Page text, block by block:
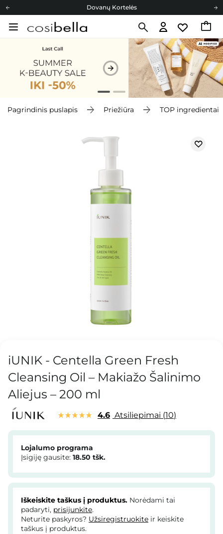
Dovanų Kortelės
Cosibella lojalumo programa
Dovanų Kortelės
Pagrindinis puslapis Priežiūra TOP ingredientai
iUNIK - Centella Green Fresh
Cleansing Oil – Makiažo Šalinimo
Aliejus – 200 ml
4.6 Atsiliepimai 10
Lojalumo programa
Įsigiję gausite: 18.50 tšk.
Iškeiskite taškus į produktus. Norėdami tai
padaryti, prisijunkite.
Neturite paskyros? Užsiregistruokite ir keiskite
taškus į produktus.